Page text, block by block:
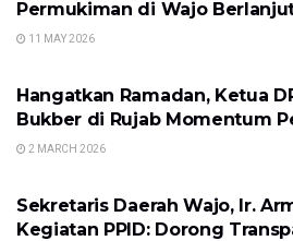
Permukiman di Wajo
11 MAY 2026
Hangatkan Ramadan, Ketua
Bukber di Rujab Momentum
2 MARCH 2026
Sekretaris Daerah Wajo, Ir.
Kegiatan PPID: Dorong